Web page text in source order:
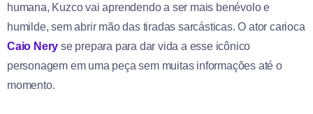
humana, Kuzco vai aprendendo a ser mais benévolo e
humilde, sem abrir mão das tiradas sarcásticas. O ator carioca
Caio Nery se prepara para dar vida a esse icônico
personagem em uma peça sem muitas informações até o
momento.